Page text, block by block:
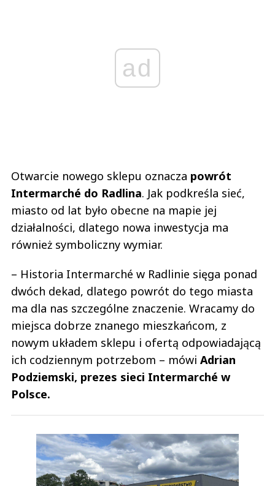
ad
Otwarcie nowego sklepu oznacza powrót
Intermarché do Radlina. Jak podkreśla sieć,
miasto od lat było obecne na mapie jej
działalności, dlatego nowa inwestycja ma
również symboliczny wymiar.
– Historia Intermarché w Radlinie sięga ponad
dwóch dekad, dlatego powrót do tego miasta
ma dla nas szczególne znaczenie. Wracamy do
miejsca dobrze znanego mieszkańcom, z
nowym układem sklepu i ofertą odpowiadającą
ich codziennym potrzebom – mówi Adrian
Podziemski, prezes sieci Intermarché w
Polsce.